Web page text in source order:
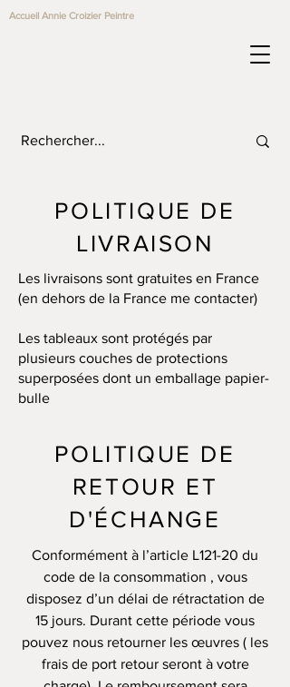
Accueil Annie Croizier Peintre
POLITIQUE DE
LIVRAISON
Les livraisons sont gratuites en France
(en dehors de la France me contacter)
Les tableaux sont protégés par
plusieurs couches de protections
superposées dont un emballage papier-
bulle
POLITIQUE DE
RETOUR ET
D'ÉCHANGE
Conformément à l’article L121-20 du
code de la consommation , vous
disposez d’un délai de rétractation de
15 jours. Durant cette période vous
pouvez nous retourner les œuvres ( les
frais de port retour seront à votre